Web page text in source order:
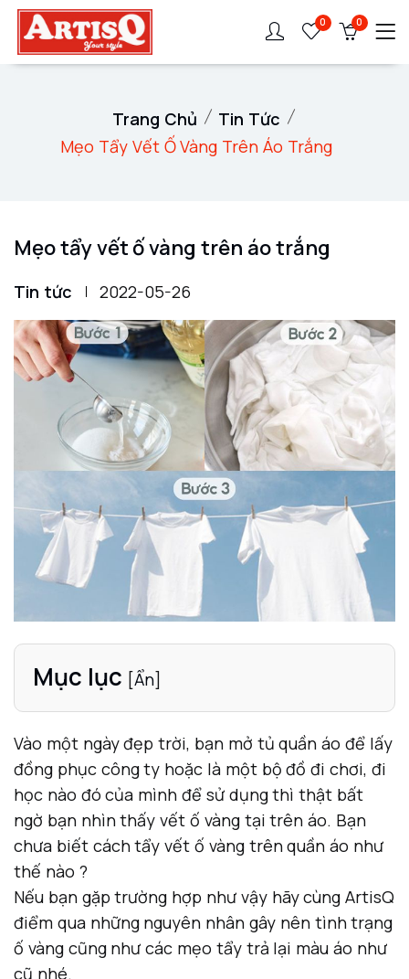
0 0
Trang Chủ
Tin Tức
Mẹo Tẩy Vết Ố Vàng Trên Áo Trắng
Mẹo tẩy vết ố vàng trên áo trắng
Tin tức 2022-05-26
Mục lục [Ẩn]
Vào một ngày đẹp trời, bạn mở tủ quần áo để lấy
đồng phục công ty hoặc là một bộ đồ đi chơi, đi
học nào đó của mình để sử dụng thì thật bất
ngờ bạn nhìn thấy vết ố vàng tại trên áo. Bạn
chưa biết cách tẩy vết ố vàng trên quần áo như
thế nào ?
Nếu bạn gặp trường hợp như vậy hãy cùng ArtisQ
điểm qua những nguyên nhân gây nên tình trạng
ố vàng cũng như các mẹo tẩy trả lại màu áo như
cũ nhé.